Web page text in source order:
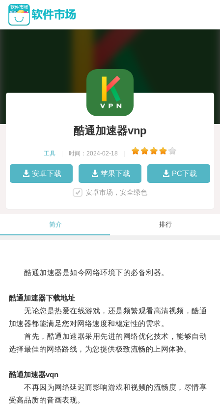
酷通加速器vnp
工具 时间：2024-02-18
安卓下载 苹果下载 PC下载
安卓市场，安全绿色
简介 排行
酷通加速器是如今网络环境下的必备利器。
酷通加速器下载地址
无论您是热爱在线游戏，还是频繁观看高清视频，酷通
加速器都能满足您对网络速度和稳定性的需求。
首先，酷通加速器采用先进的网络优化技术，能够自动
选择最佳的网络路线，为您提供极致流畅的上网体验。
酷通加速器vqn
不再因为网络延迟而影响游戏和视频的流畅度，尽情享
受高品质的音画表现。